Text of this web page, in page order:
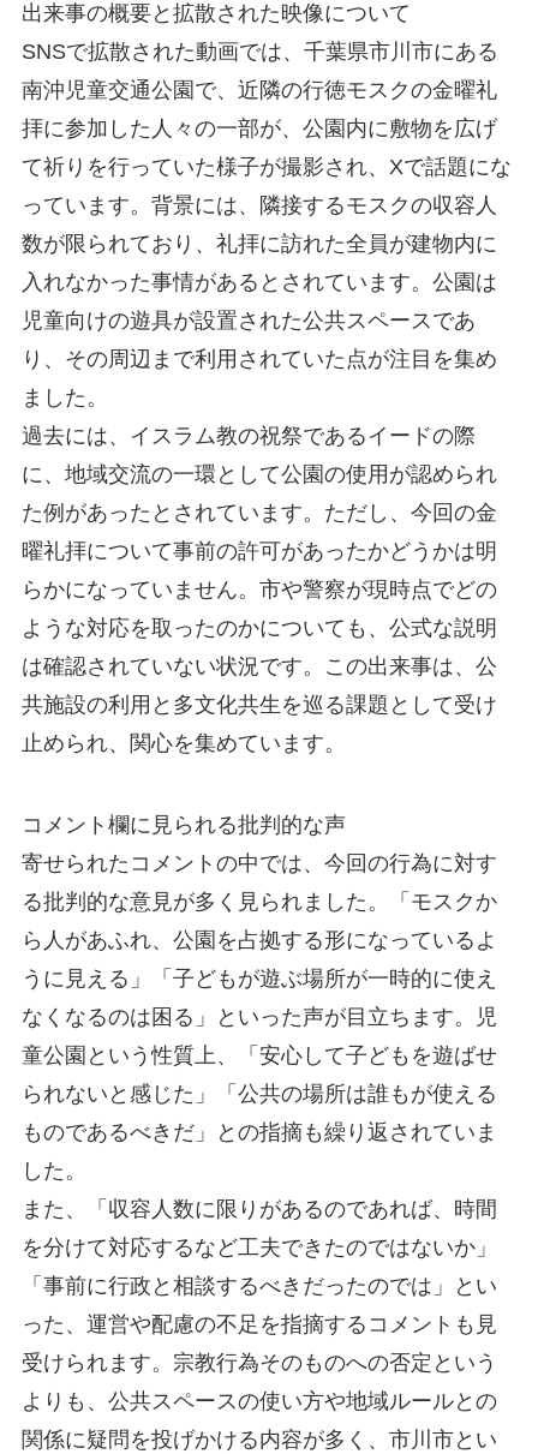
出来事の概要と拡散された映像について
SNSで拡散された動画では、千葉県市川市にある
南沖児童交通公園で、近隣の行徳モスクの金曜礼
拝に参加した人々の一部が、公園内に敷物を広げ
て祈りを行っていた様子が撮影され、Xで話題にな
っています。背景には、隣接するモスクの収容人
数が限られており、礼拝に訪れた全員が建物内に
入れなかった事情があるとされています。公園は
児童向けの遊具が設置された公共スペースであ
り、その周辺まで利用されていた点が注目を集め
ました。
過去には、イスラム教の祝祭であるイードの際
に、地域交流の一環として公園の使用が認められ
た例があったとされています。ただし、今回の金
曜礼拝について事前の許可があったかどうかは明
らかになっていません。市や警察が現時点でどの
ような対応を取ったのかについても、公式な説明
は確認されていない状況です。この出来事は、公
共施設の利用と多文化共生を巡る課題として受け
止められ、関心を集めています。
コメント欄に見られる批判的な声
寄せられたコメントの中では、今回の行為に対す
る批判的な意見が多く見られました。「モスクか
ら人があふれ、公園を占拠する形になっているよ
うに見える」「子どもが遊ぶ場所が一時的に使え
なくなるのは困る」といった声が目立ちます。児
童公園という性質上、「安心して子どもを遊ばせ
られないと感じた」「公共の場所は誰もが使える
ものであるべきだ」との指摘も繰り返されていま
した。
また、「収容人数に限りがあるのであれば、時間
を分けて対応するなど工夫できたのではないか」
「事前に行政と相談するべきだったのでは」とい
った、運営や配慮の不足を指摘するコメントも見
受けられます。宗教行為そのものへの否定という
よりも、公共スペースの使い方や地域ルールとの
関係に疑問を投げかける内容が多く、市川市とい